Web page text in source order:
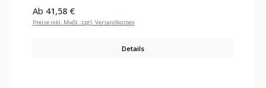
Regulärer Preis:
Ab 41,58 €
Preise inkl. MwSt. zzgl. Versandkosten
Details